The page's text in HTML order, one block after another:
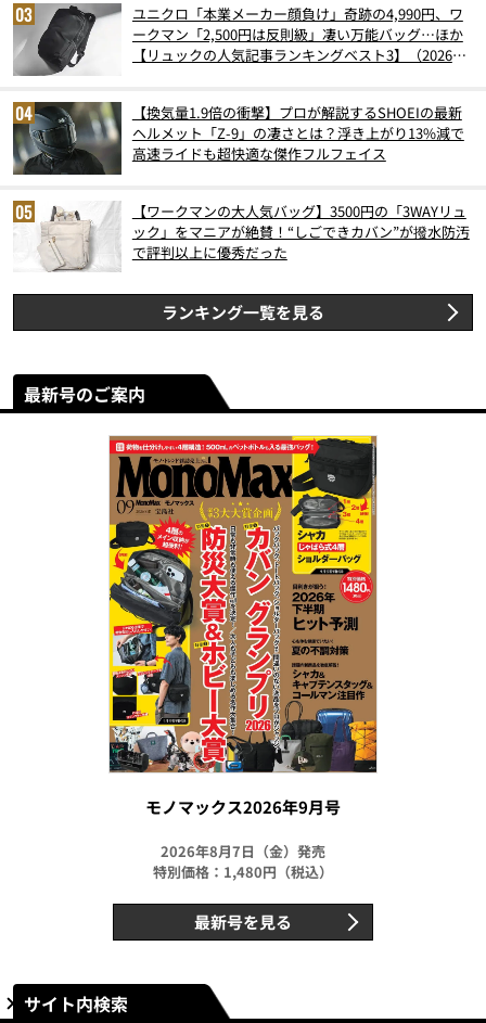
ユニクロ「本業メーカー顔負け」奇跡の4,990円、ワ
ークマン「2,500円は反則級」凄い万能バッグ…ほか
【リュックの人気記事ランキングベスト3】（2026年
【換気量1.9倍の衝撃】プロが解説するSHOEIの最新
ヘルメット「Z-9」の凄さとは？浮き上がり13%減で
高速ライドも超快適な傑作フルフェイス
【ワークマンの大人気バッグ】3500円の「3WAYリュ
ック」をマニアが絶賛！“しごできカバン”が撥水防汚
で評判以上に優秀だった
ランキング一覧を見る
最新号のご案内
モノマックス2026年9月号
2026年8月7日（金）発売
特別価格：1,480円（税込）
最新号を見る
サイト内検索